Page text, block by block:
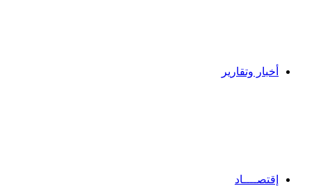
أخبار وتقارير
إقتصــــاد